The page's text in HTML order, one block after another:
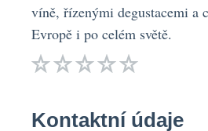
víně, řízenými degustacemi a
Evropě i po celém světě.
Kontaktní údaje